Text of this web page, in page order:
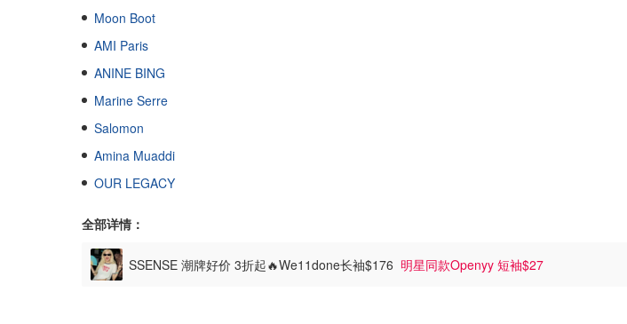
Moon Boot
AMI Paris
ANINE BING
Marine Serre
Salomon
Amina Muaddi
OUR LEGACY
全部详情：
SSENSE 潮牌好价 3折起🔥We11done长袖$176 明星同款Openyy 短袖$27